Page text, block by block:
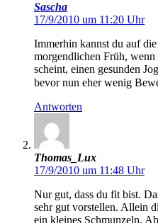
Sascha
17/9/2010 um 11:20 Uhr
Immerhin kannst du auf
morgendlichen Früh,
scheint, einen gesunden
bevor nun eher wenig
Antworten
Thomas_Lux
17/9/2010 um 11:48 Uhr
Nur gut, dass du fit bist.
sehr gut vorstellen. Allein
ein kleines Schmunzeln.